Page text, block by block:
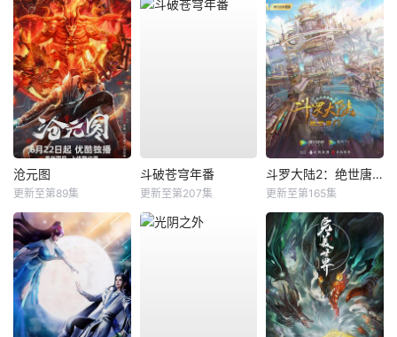
沧元图
更新至第89集
斗破苍穹年番
更新至第207集
斗罗大陆2：绝世唐门
更新至第165集